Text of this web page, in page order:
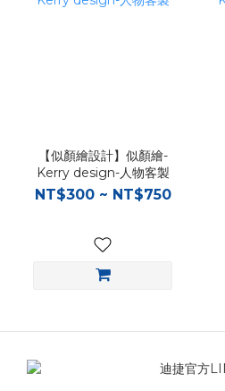
【似顏繪設計】似顏繪-
Kerry design-人物客製
NT$300 ~ NT$750